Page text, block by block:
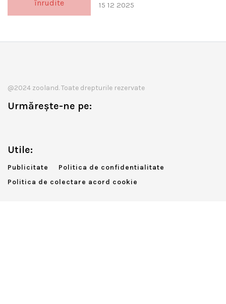
15 12 2025
@2024 zooland. Toate drepturile rezervate
Urmărește-ne pe:
Utile:
Publicitate
Politica de confidentialitate
Politica de colectare acord cookie